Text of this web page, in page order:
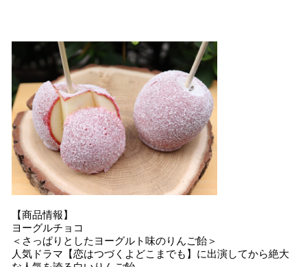
【商品情報】
ヨーグルチョコ
＜さっぱりとしたヨーグルト味のりんご飴＞
人気ドラマ【恋はつづくよどこまでも】に出演してから絶大